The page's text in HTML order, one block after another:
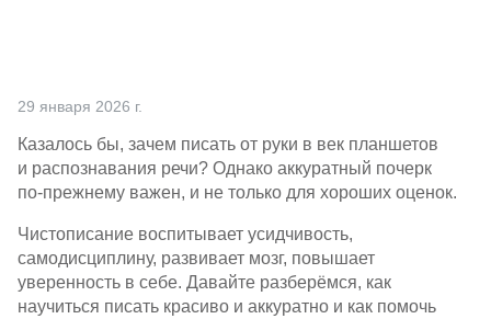
29 января 2026 г.
Казалось бы, зачем писать от руки в век планшетов
и распознавания речи? Однако аккуратный почерк
по-прежнему важен, и не только для хороших оценок.
Чистописание воспитывает усидчивость,
самодисциплину, развивает мозг, повышает
уверенность в себе. Давайте разберёмся, как
научиться писать красиво и аккуратно и как помочь